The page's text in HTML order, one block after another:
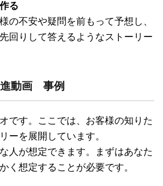
る
の不安や疑問を前もって予想し、
回りして答えるようなストーリー
進動画 事例
です。ここでは、お客様の知りた
ーを展開しています。
人が想定できます。まずはあなた
く想定することが必要です。